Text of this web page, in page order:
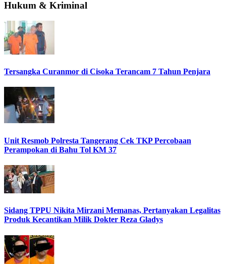
Hukum & Kriminal
Tersangka Curanmor di Cisoka Terancam 7 Tahun Penjara
Unit Resmob Polresta Tangerang Cek TKP Percobaan
Perampokan di Bahu Tol KM 37
Sidang TPPU Nikita Mirzani Memanas, Pertanyakan Legalitas
Produk Kecantikan Milik Dokter Reza Gladys